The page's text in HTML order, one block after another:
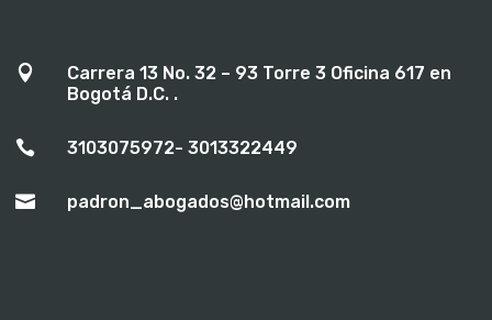

Carrera 13 No. 32 – 93 Torre 3 Oficina 617 en
Bogotá D.C. .
 3103075972- 3013322449
 padron_abogados@hotmail.com